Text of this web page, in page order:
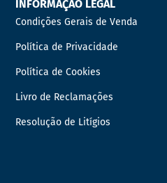
INFORMAÇÃO LEGAL
Condições Gerais de Venda
Política de Privacidade
Política de Cookies
Livro de Reclamações
Resolução de Litígios